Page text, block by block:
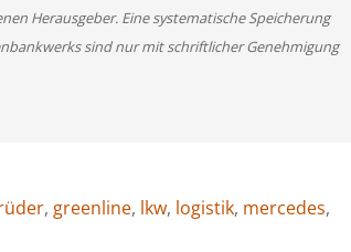
Herausgeber. Eine systematische Speicherung
sind nur mit schriftlicher Genehmigung
, greenline, lkw, logistik, mercedes,